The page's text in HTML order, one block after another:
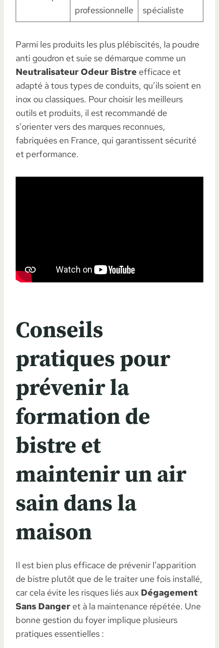
professionnelle
spécialiste
Parmi les produits les plus plébiscités, la poudre
anti goudron et suie se démarque comme un
Neutralisateur Odeur Bistre efficace et
adapté à tous types de conduits, qu’ils soient en
inox ou classiques. Pour choisir les meilleurs
outils et produits, il est recommandé de
s’orienter vers des marques reconnues,
fabriquées en France, qui garantissent sécurité
et performance.
Conseils
pratiques pour
prévenir la
formation de
bistre et
maintenir un air
sain dans la
maison
Il est bien plus efficace de prévenir l’apparition
de bistre plutôt que de le traiter une fois installé,
car cela évite les risques liés aux Dégagement
Sans Danger et à la maintenance répétée. Une
bonne gestion du foyer implique plusieurs
pratiques essentielles :